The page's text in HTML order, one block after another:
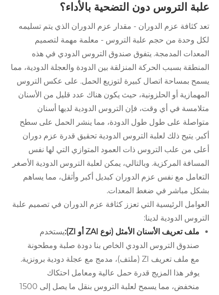
علبة التروس دون التضحية بالأداء؟
تعد كثافة عزم الدوران - مقدار عزم الدوران الذي يتم تسليمه
لكل وحدة من حجم علبة التروس - معلمة مهمة لتصميم
المعدات المدمجة. يتفوق صندوق التروس الدودي في هذه
المنطقة بسبب الحركة المنزلقة بين الدودة والعجلة الدودية، مما
يسمح بمساحة اتصال كبيرة لتوزيع الحمل. على عكس التروس
المهمازية أو الحلزونية، حيث يكون هناك عدد قليل من الأسنان
متلامسة في أي وقت، فإن التروس الدودية لديها أسنان
متواصلة على طول طول الدودة، مما ينشر الحمل على سطح
أكبر. يتيح ذلك لعلبة التروس الدودية تحقيق قدرة عزم دوران
أعلى من علب التروس ذات العمود المتوازي التي لها نفس
المسافة المركزية. وبالتالي، يمكن لعلبة التروس الدودية الأصغر
التعامل مع نفس عزم الدوران كبديل أكبر وأثقل، مما يساهم
بشكل مباشر في ضغط المعدات.
العوامل الرئيسية التي تعزز كثافة عزم الدوران في تصميم علبة
التروس الدودية لدينا:
ملف تعريف الأسنان الأمثل (نوع ZAI أو ZI):
يستخدم
صندوق التروس الدودي الخاص بنا دودة صلبة ومطحونة
مع ملف تعريف ZI (ملتف)، مدمج مع عجلة دودية برونزية.
يوفر هذا المزيج قدرة حمل عالية ومعامل احتكاك
منخفض، مما يسمح لعلبة التروس بنقل ما يصل إلى 1500